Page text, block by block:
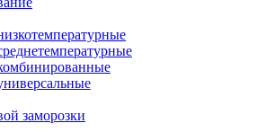
заморозки